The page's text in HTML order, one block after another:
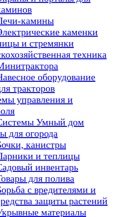
камины
каменки
и стремянки
техника
оборудование
тракторов
управления и
Умный дом
для огорода
канистры
и теплицы
инвентарь
для полива
с вредителями и
защиты растений
материалы